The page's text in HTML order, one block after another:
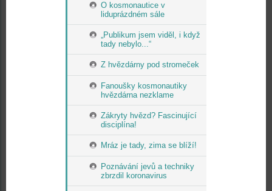
O kosmonautice v
liduprázdném sále
„Publikum jsem viděl, i když
tady nebylo...“
Z hvězdárny pod stromeček
Fanoušky kosmonautiky
hvězdárna nezklame
Zákryty hvězd? Fascinující
disciplína!
Mráz je tady, zima se blíží!
Poznávání jevů a techniky
zbrzdil koronavirus